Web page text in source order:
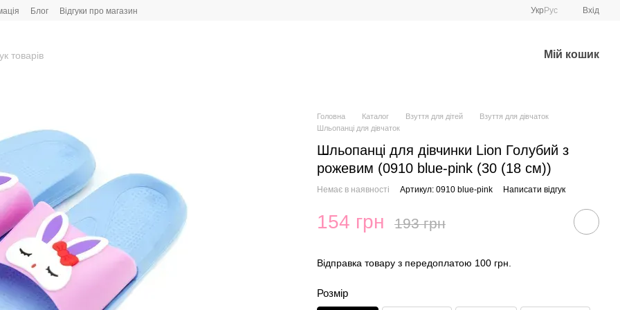
Блог Відгуки про магазин Укр Рус Вхід
Мій кошик
Головна Каталог Взуття для дітей
Взуття для дівчаток
Шльопанці для дівчаток
Шльопанці для дівчинки Lion Голубий з
рожевим (0910 blue-pink (30 (18 см))
Немає в наявності Артикул: 0910 blue-pink Написати відгук
154 грн 193 грн
Відправка товару з передоплатою 100 грн.
Розмір